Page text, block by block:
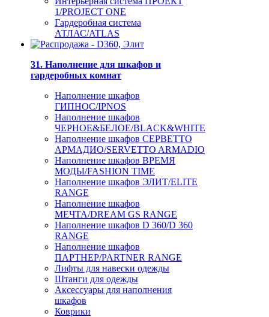
1/PROJECT ONE
Гардеробная система
АТЛАС/ATLAS
31. Наполнение для шкафов и
гардеробных комнат
Наполнение шкафов
ГИПНОС/IPNOS
Наполнение шкафов
ЧЕРНОЕ&БЕЛОЕ/BLACK&WHITE
Наполнение шкафов СЕРВЕТТО
АРМАДИО/SERVETTO ARMADIO
Наполнение шкафов ВРЕМЯ
МОДЫ/FASHION TIME
Наполнение шкафов ЭЛИТ/ELITE
RANGE
Наполнение шкафов
МЕЧТА/DREAM GS RANGE
Наполнение шкафов D 360/D 360
RANGE
Наполнение шкафов
ПАРТНЕР/PARTNER RANGE
Лифты для навески одежды
Штанги для одежды
Аксессуары для наполнения
шкафов
Коврики